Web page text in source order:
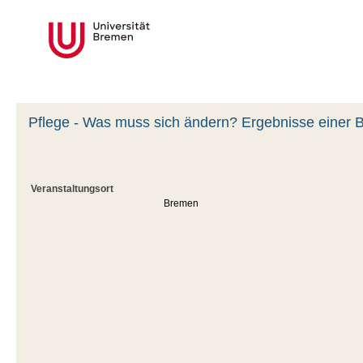
Pflege - Was muss sich ändern? Ergebnisse einer
Veranstaltungsort
Bremen